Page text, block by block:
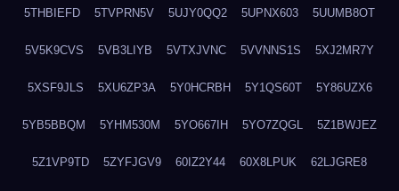
5THBIEFD 5TVPRN5V 5UJY0QQ2 5UPNX603 5UUMB8OT
5V5K9CVS 5VB3LIYB 5VTXJVNC 5VVNNS1S 5XJ2MR7Y
5XSF9JLS 5XU6ZP3A 5Y0HCRBH 5Y1QS60T 5Y86UZX6
5YB5BBQM 5YHM530M 5YO667IH 5YO7ZQGL 5Z1BWJEZ
5Z1VP9TD 5ZYFJGV9 60IZ2Y44 60X8LPUK 62LJGRE8